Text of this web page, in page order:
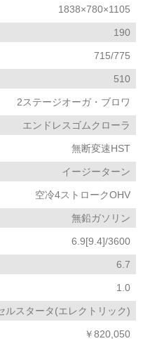
1838×780×1105
190
715/775
510
2ステージオーガ・ブロワ
エンドレスゴムクローラ
無断変速HST
イージーターン
空冷4ストロークOHV
無鉛ガソリン
6.9[9.4]/3600
6.7
1.0
ルスタータ(エレクトリック)
￥820,050